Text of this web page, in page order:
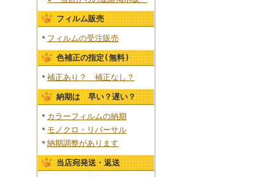
フィルム販売
フィルムの受注販売
色補正の指定(無料)
補正あり？ 補正なし？
納期は 早い？遅い？
カラーフィルムの納期
モノクロ・リバーサル
納期調整があります
当店宛発送・返送